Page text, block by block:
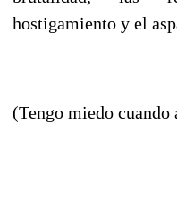
hostigamiento y el
(Tengo miedo cuando